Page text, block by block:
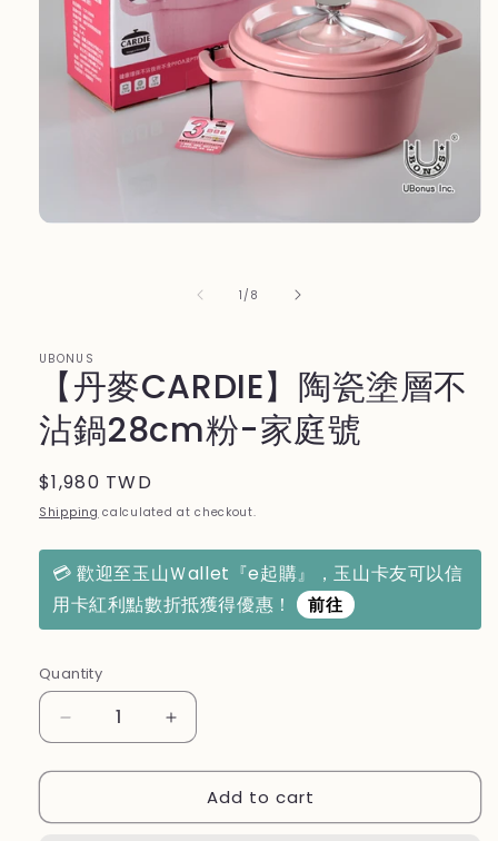
1 /of
8
UBONUS
【丹麥CARDIE】陶瓷塗層不
沾鍋28cm粉-家庭號
Regular
price
$1,980 TWD
Shipping calculated at checkout.
💳 歡迎至玉山Ｗallet『e起購』，玉山卡友可以信
用卡紅利點數折抵獲得優惠！ 前往
Quantity
Decrease
quantity
for
麥
Increase
quantity
for
【丹
麥
Add to cart